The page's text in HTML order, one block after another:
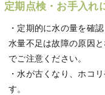
定期点検・お手入れ
・定期的に水の量を確
水量不足は故障の原因
でご注意ください。
・水が古くなり、ホコ
す。